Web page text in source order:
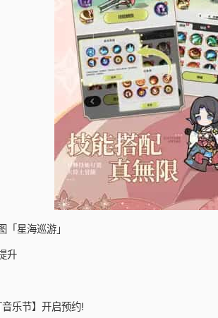
星海巡游」
升
乐节】开启预约!